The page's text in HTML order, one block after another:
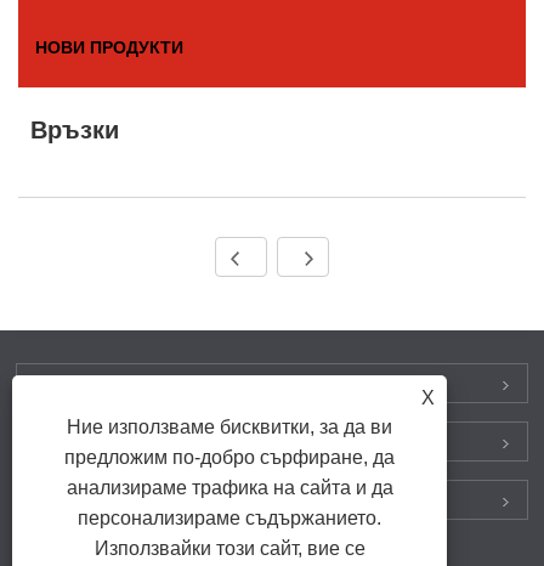
НОВИ ПРОДУКТИ
Връзки
НАМЕРЕТЕ НИ В СОЦИАЛНИТЕ МРЕЖИ
X
Ние използваме бисквитки, за да ви
предложим по-добро сърфиране, да
анализираме трафика на сайта и да
персонализираме съдържанието.
Използвайки този сайт, вие се